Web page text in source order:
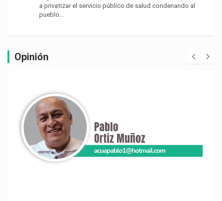
a privatizar el servicio público de salud condenando al
pueblo…
Opinión